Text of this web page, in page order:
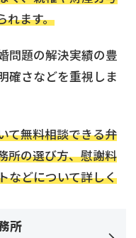
れます。
問題の解決実績の豊
確さなどを重視しま
て無料相談できる弁
所の選び方、慰謝料
などについて詳しく
所